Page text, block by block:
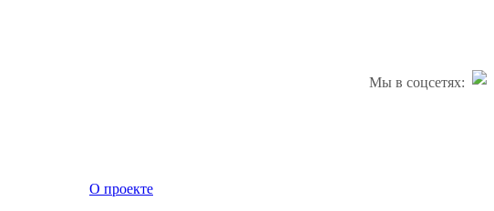
Мы в соцсетях:
О проекте